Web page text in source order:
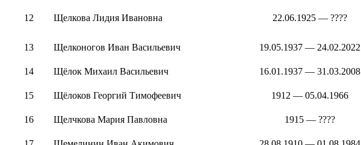
12 Щелкова Лидия Ивановна 22.06.1925 — ????
13 Щелконогов Иван Васильевич 19.05.1937 — 24.02.2022
14 Щёлок Михаил Васильевич 16.01.1937 — 31.03.2008
15 Щёлоков Георгий Тимофеевич 1912 — 05.04.1966
16 Щелчкова Мария Павловна 1915 — ????